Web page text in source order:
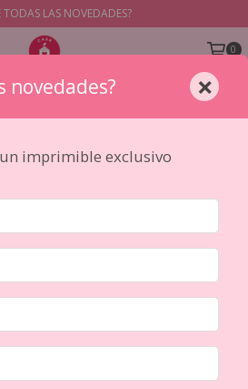
TODAS LAS NOVEDADES?
0
PRODUCTOS
resultados para tu
favor, intentá con otros
filtros.
novedades? ×
imprimible exclusivo